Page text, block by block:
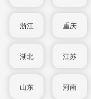
浙江 重庆
湖北 江苏
山东 河南